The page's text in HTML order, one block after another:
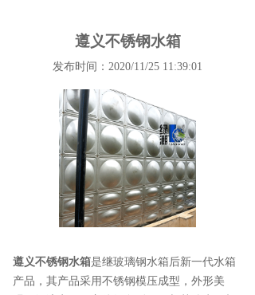
遵义不锈钢水箱
发布时间：2020/11/25 11:39:01
遵义不锈钢水箱是继玻璃钢水箱后新一代水箱
产品，其产品采用不锈钢模压成型，外形美